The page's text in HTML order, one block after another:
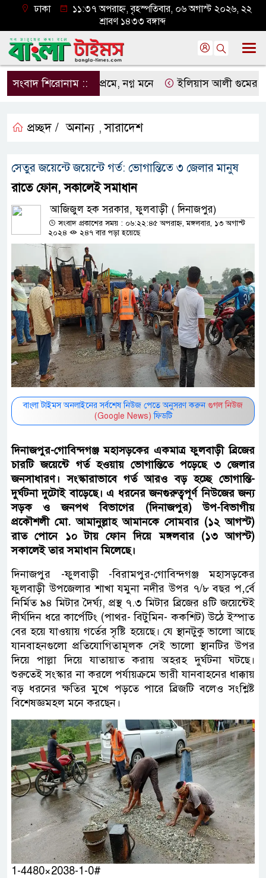
ঢাকা
১১:৩৭ অপরাহ্ন, বৃহস্পতিবার, ০৬ অগাস্ট ২০২৬, ২২
শ্রাবণ ১৪৩৩ বঙ্গাব্দ
সংবাদ শিরোনাম ::নগ্ন প্রেমে, নগ্ন মনে ইলিয়াস আলী গুমের ঘটনা
প্রচ্ছদ / অনান্য ,সারাদেশ
সেতুর জয়েন্টে জয়েন্টে গর্ত: ভোগান্তিতে ৩ জেলার মানুষ
রাতে ফোন, সকালেই সমাধান
আজিজুল হক সরকার, ফুলবাড়ী ( দিনাজপুর)
সংবাদ প্রকাশের সময় : ০৬:২২:৪৫ অপরাহ্ন, মঙ্গলবার, ১৩ অগাস্ট
২০২৪
২৪৭ বার পড়া হয়েছে
বাংলা টাইমস অনলাইনের সর্বশেষ নিউজ পেতে অনুসরণ করুন গুগল নিউজ
(Google News) ফিডটি
দিনাজপুর-গোবিন্দগঞ্জ মহাসড়কের একমাত্র ফুলবাড়ী ব্রিজের
চারটি জয়েন্টে গর্ত হওয়ায় ভোগান্তিতে পড়েছে ৩ জেলার
জনসাধারণ। সংস্কারাভাবে গর্ত আরও বড় হচ্ছে ভোগান্তি-
দুর্ঘটনা দুটোই বাড়েছে। এ ধরনের জনগুরুত্বপূর্ণ নিউজের জন্য
সড়ক ও জনপথ বিভাগের (দিনাজপুর) উপ-বিভাগীয়
প্রকৌশলী মো. আমানুল্লাহ আমানকে সোমবার (১২ আগস্ট)
রাত পোনে ১০ টায় ফোন দিয়ে মঙ্গলবার (১৩ আগস্ট)
সকালেই তার সমাধান মিলেছে।
দিনাজপুর -ফুলবাড়ী -বিরামপুর-গোবিন্দগঞ্জ মহাসড়কের
ফুলবাড়ী উপজেলার শাখা যমুনা নদীর উপর ৭/৮ বছর প‚র্বে
নির্মিত ৯৪ মিটার দৈর্ঘ্য, প্রস্থ ৭.৩ মিটার ব্রিজের ৪টি জয়েন্টেই
দীর্ঘদিন ধরে কার্পেটিং (পাথর- বিটুমিন- ককশিট) উঠে ইস্পাত
বের হয়ে যাওয়ায় গর্তের সৃষ্টি হয়েছে। যে স্থানটুকু ভালো আছে
যানবাহনগুলো প্রতিযোগিতামূলক সেই ভালো স্থানটির উপর
দিয়ে পাল্লা দিয়ে যাতায়াত করায় অহরহ দুর্ঘটনা ঘটছে।
শুরুতেই সংস্কার না করলে পর্যায়ক্রমে ভারী যানবাহনের ধাক্কায়
বড় ধরনের ক্ষতির মুখে পড়তে পারে ব্রিজটি বলেও সংশ্লিষ্ট
বিশেষজ্ঞমহল মনে করছেন।
1-4480×2038-1-0#